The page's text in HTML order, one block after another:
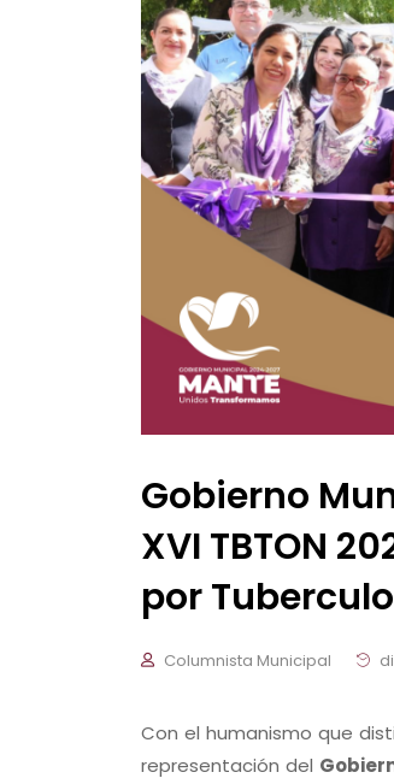
Gobierno
XVI TBTON
por
Columnista Municipal
Con el humanismo que
representación del